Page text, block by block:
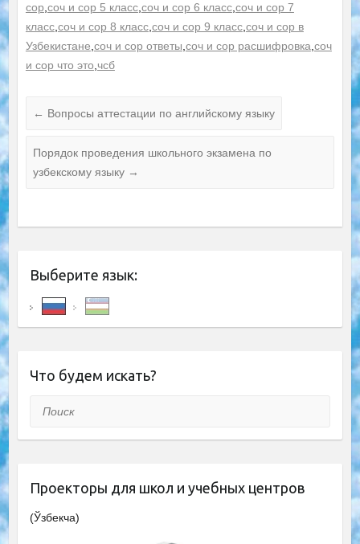
сор,соч и сор 5 класс,соч и сор 6 класс,соч и сор 7
класс,соч и сор 8 класс,соч и сор 9 класс,соч и сор в
Узбекистане,соч и сор ответы,соч и сор расшифровка,соч
и сор что это,чсб
← Вопросы аттестации по английскому языку
Порядок проведения школьного экзамена по
узбекскому языку →
Выберите язык:
Что будем искать?
Поиск
Проекторы для школ и учебных центров
(Ўзбекча)